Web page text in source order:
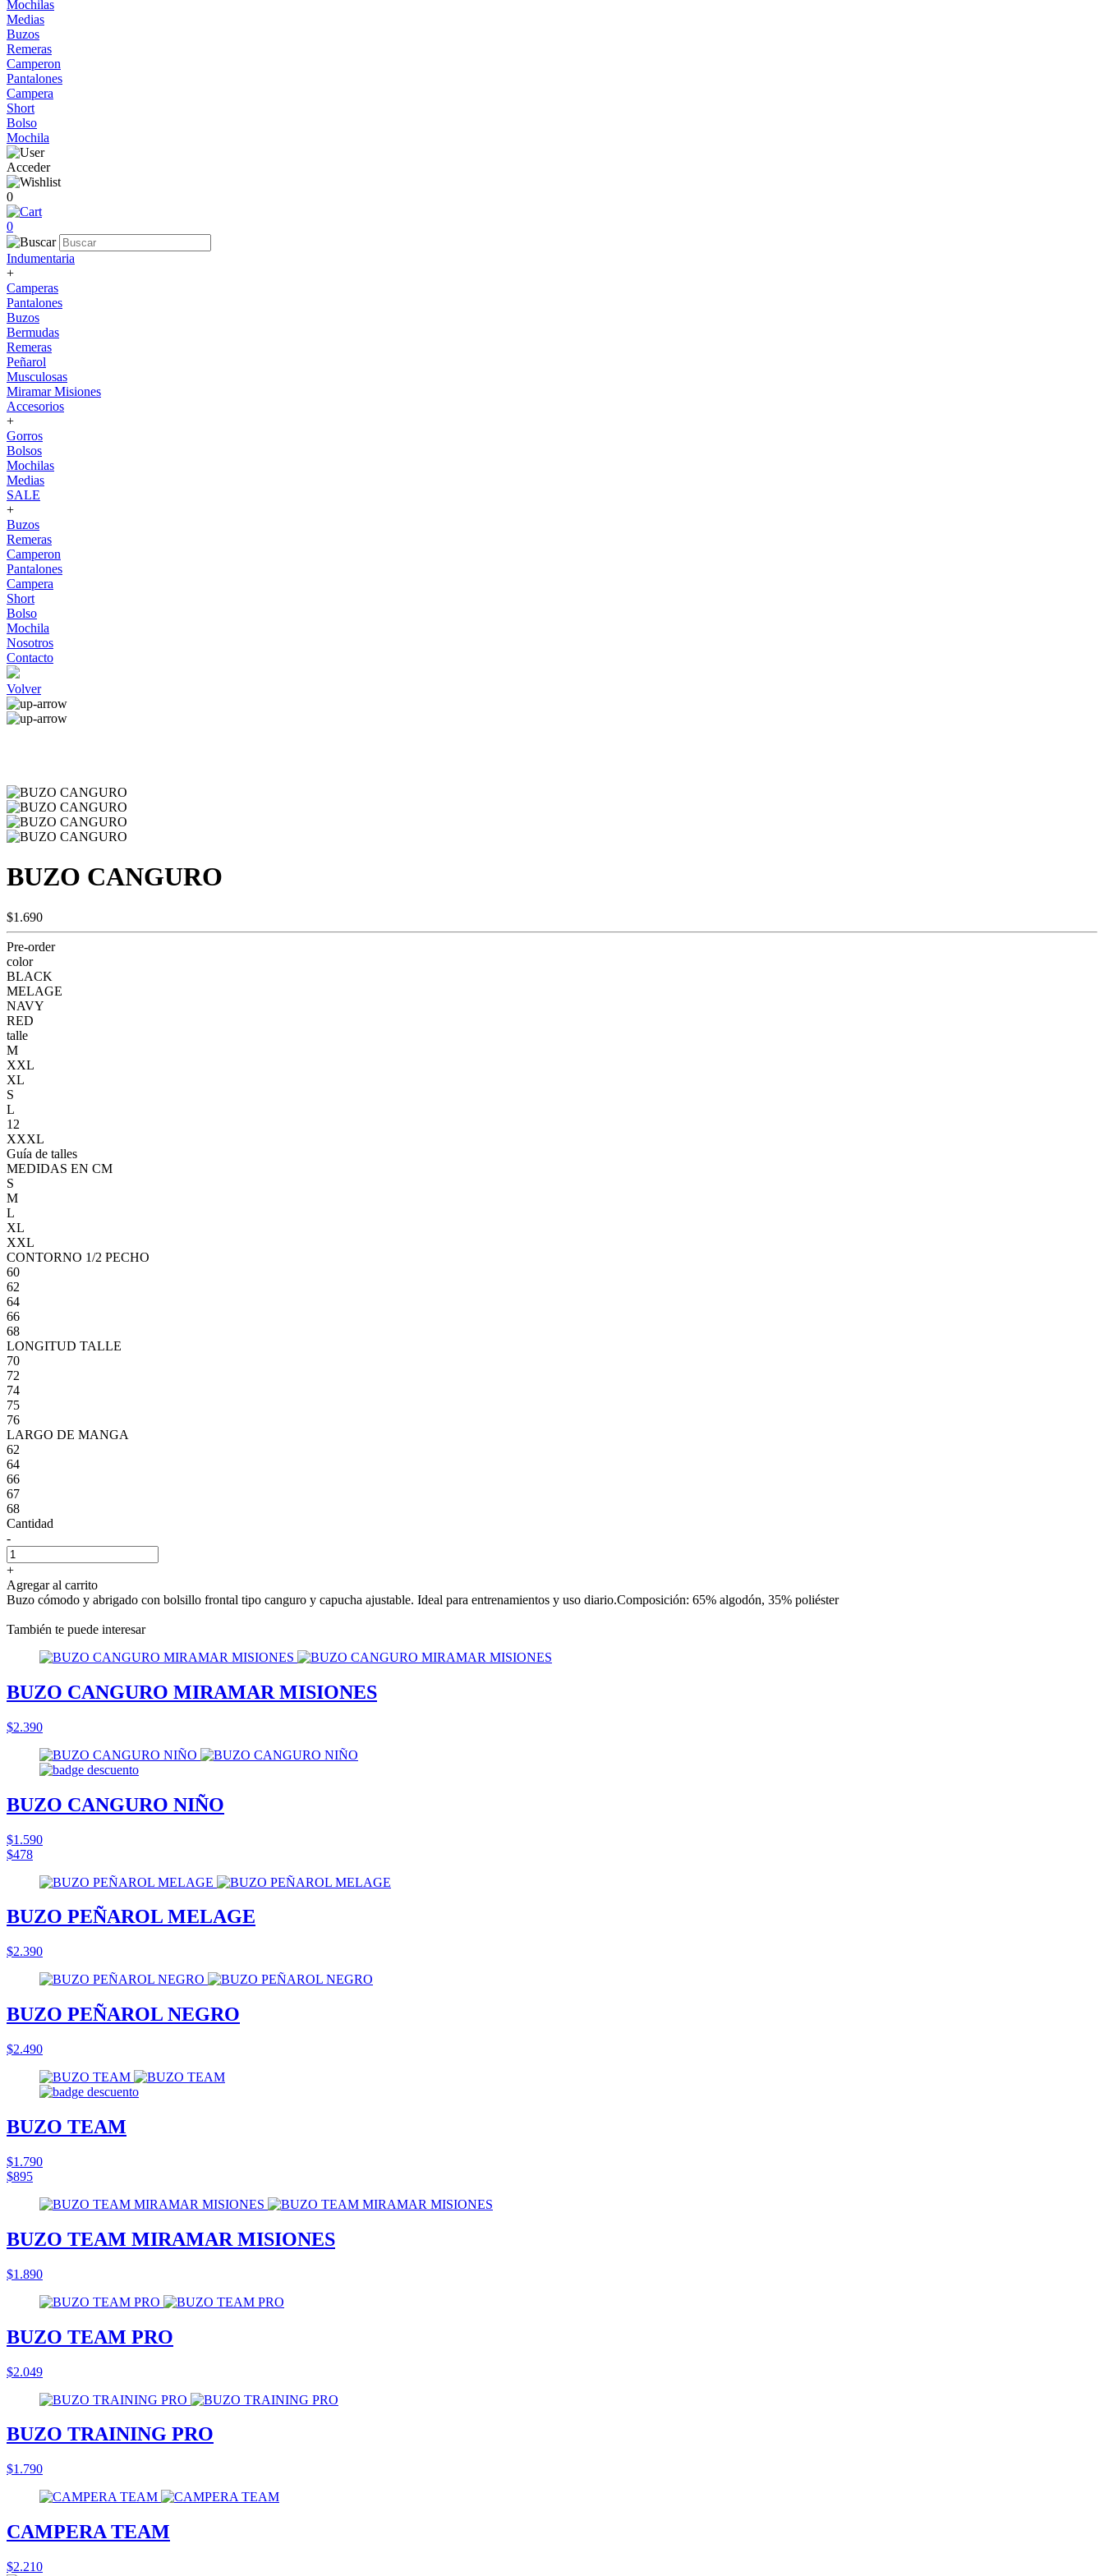
Mochilas
Medias
Buzos
Remeras
Camperon
Pantalones
Campera
Short
Bolso
Mochila
Acceder
0
0
Indumentaria
+
Camperas
Pantalones
Buzos
Bermudas
Remeras
Peñarol
Musculosas
Miramar Misiones
Accesorios
+
Gorros
Bolsos
Mochilas
Medias
SALE
+
Buzos
Remeras
Camperon
Pantalones
Campera
Short
Bolso
Mochila
Nosotros
Contacto
Volver
BUZO CANGURO
$1.690
Pre-order
color
BLACK
MELAGE
NAVY
RED
talle
M
XXL
XL
S
L
12
XXXL
Guía de talles
MEDIDAS EN CM
S
M
L
XL
XXL
CONTORNO 1/2 PECHO
60
62
64
66
68
LONGITUD TALLE
70
72
74
75
76
LARGO DE MANGA
62
64
66
67
68
Cantidad
-
+
Agregar al carrito
Buzo cómodo y abrigado con bolsillo frontal tipo canguro y capucha ajustable. Ideal para entrenamientos y uso diario.Composición: 65% algodón, 35% poliéster
También te puede interesar
BUZO CANGURO MIRAMAR MISIONES
$2.390
BUZO CANGURO NIÑO
$1.590
$478
BUZO PEÑAROL MELAGE
$2.390
BUZO PEÑAROL NEGRO
$2.490
BUZO TEAM
$1.790
$895
BUZO TEAM MIRAMAR MISIONES
$1.890
BUZO TEAM PRO
$2.049
BUZO TRAINING PRO
$1.790
CAMPERA TEAM
$2.210